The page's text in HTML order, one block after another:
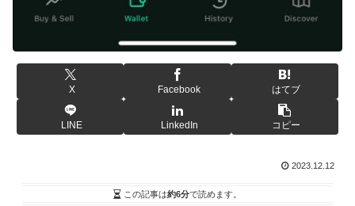
X Facebook はてブ
LINE LinkedIn コピー
2023.12.12
この記事は約6分で読めます。